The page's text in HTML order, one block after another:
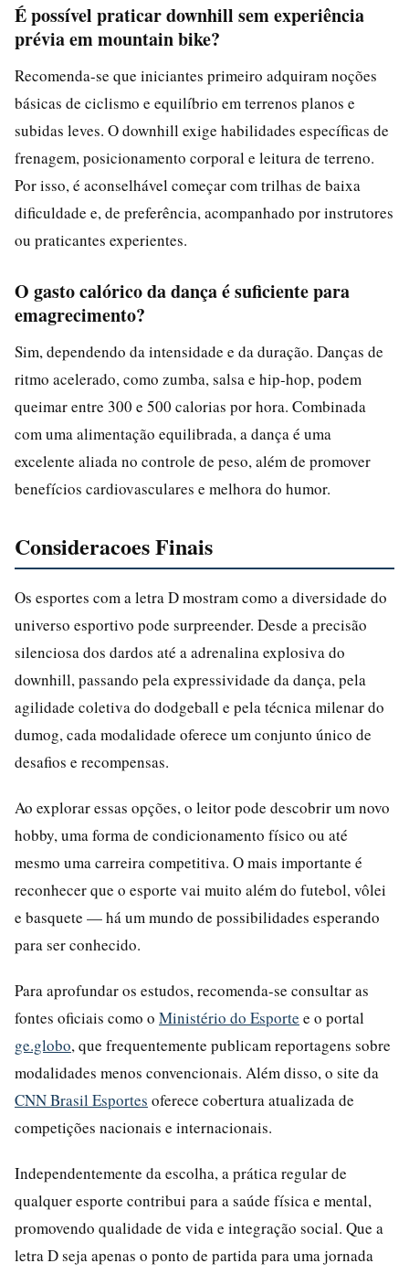
É possível praticar downhill sem experiência
prévia em mountain bike?
Recomenda-se que iniciantes primeiro adquiram noções
básicas de ciclismo e equilíbrio em terrenos planos e
subidas leves. O downhill exige habilidades específicas de
frenagem, posicionamento corporal e leitura de terreno.
Por isso, é aconselhável começar com trilhas de baixa
dificuldade e, de preferência, acompanhado por instrutores
ou praticantes experientes.
O gasto calórico da dança é suficiente para
emagrecimento?
Sim, dependendo da intensidade e da duração. Danças de
ritmo acelerado, como zumba, salsa e hip-hop, podem
queimar entre 300 e 500 calorias por hora. Combinada
com uma alimentação equilibrada, a dança é uma
excelente aliada no controle de peso, além de promover
benefícios cardiovasculares e melhora do humor.
Consideracoes Finais
Os esportes com a letra D mostram como a diversidade do
universo esportivo pode surpreender. Desde a precisão
silenciosa dos dardos até a adrenalina explosiva do
downhill, passando pela expressividade da dança, pela
agilidade coletiva do dodgeball e pela técnica milenar do
dumog, cada modalidade oferece um conjunto único de
desafios e recompensas.
Ao explorar essas opções, o leitor pode descobrir um novo
hobby, uma forma de condicionamento físico ou até
mesmo uma carreira competitiva. O mais importante é
reconhecer que o esporte vai muito além do futebol, vôlei
e basquete — há um mundo de possibilidades esperando
para ser conhecido.
Para aprofundar os estudos, recomenda-se consultar as
fontes oficiais como o Ministério do Esporte e o portal
ge.globo, que frequentemente publicam reportagens sobre
modalidades menos convencionais. Além disso, o site da
CNN Brasil Esportes oferece cobertura atualizada de
competições nacionais e internacionais.
Independentemente da escolha, a prática regular de
qualquer esporte contribui para a saúde física e mental,
promovendo qualidade de vida e integração social. Que a
letra D seja apenas o ponto de partida para uma jornada